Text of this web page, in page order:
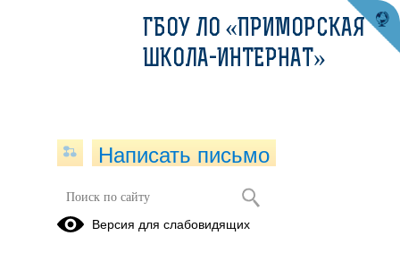
Безопасность
ГБОУ ЛО «ПРИМОРСКАЯ
ШКОЛА-ИНТЕРНАТ»
Написать письмо
Версия для слабовидящих